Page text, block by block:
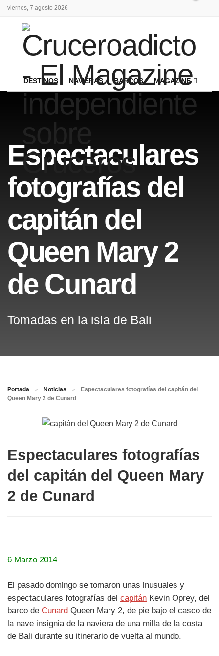
viernes, 7 agosto 2026
DESTINOS NAVIERAS BARCOS MAGAZINE
Espectaculares
fotografías del
capitán del
Queen Mary 2
de Cunard
Tomadas en la isla de Bali
Portada » Noticias »
Espectaculares fotografías del capitán del
Queen Mary 2 de Cunard
Espectaculares fotografías
del capitán del Queen Mary
2 de Cunard
6 Marzo 2014
El pasado domingo se tomaron unas inusuales y
espectaculares fotografías del capitán Kevin Oprey, del
barco de Cunard Queen Mary 2, de pie bajo el casco de
la nave insignia de la naviera de una milla de la costa
de Bali durante su itinerario de vuelta al mundo.